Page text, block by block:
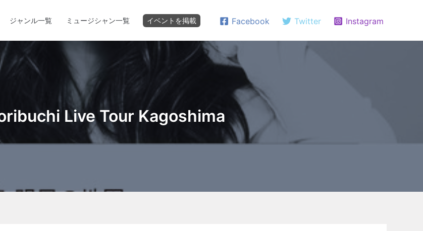
ジャンル一覧 ミュージシャン一覧 イベントを掲載 Facebook Twitter Instagram
Live Tour Kagoshima